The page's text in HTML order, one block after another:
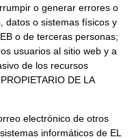
o generar errores o
datos o sistemas físicos y
o de terceras personas;
usuarios al sitio web y a
de los recursos
DE LA
electrónico de otros
informáticos de EL